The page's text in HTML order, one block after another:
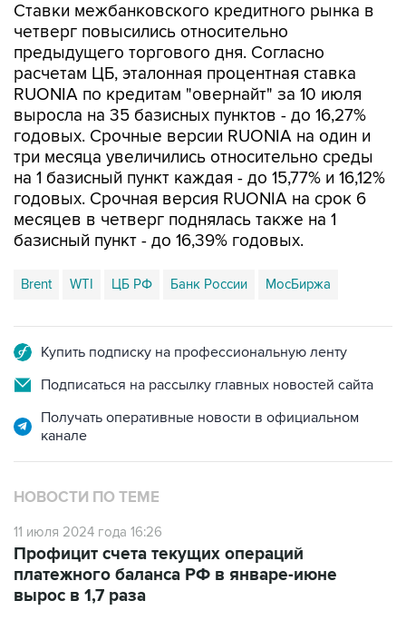
Ставки межбанковского кредитного рынка в
четверг повысились относительно
предыдущего торгового дня. Согласно
расчетам ЦБ, эталонная процентная ставка
RUONIA по кредитам "овернайт" за 10 июля
выросла на 35 базисных пунктов - до 16,27%
годовых. Срочные версии RUONIA на один и
три месяца увеличились относительно среды
на 1 базисный пункт каждая - до 15,77% и 16,12%
годовых. Срочная версия RUONIA на срок 6
месяцев в четверг поднялась также на 1
базисный пункт - до 16,39% годовых.
Brent WTI ЦБ РФ Банк России МосБиржа
Купить подписку на профессиональную ленту
Подписаться на рассылку главных новостей сайта
Получать оперативные новости в официальном
канале
НОВОСТИ ПО ТЕМЕ
11 июля 2024 года 16:26
Профицит счета текущих операций
платежного баланса РФ в январе-июне
вырос в 1,7 раза